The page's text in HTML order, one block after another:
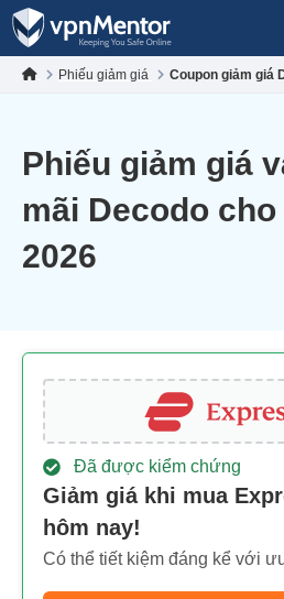
Phiếu giảm giá Coupon giảm giá
Phiếu giảm giá
mãi Decodo cho
2026
Đã được kiểm chứng
Giảm giá khi mua
hôm nay!
Có thể tiết kiệm đáng kể với